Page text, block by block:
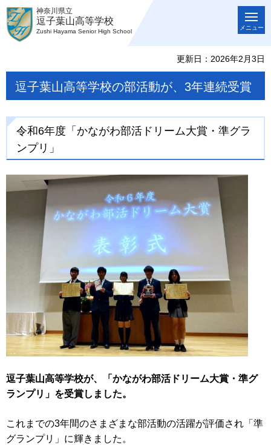
神奈川県立
逗子葉山高等学校
Zushi Hayama Senior High School
メニュー
更新日：2026年2月3日
逗子葉山高等学校の部活動が、3年連続受賞
令和6年度「かながわ部活ドリーム大賞・準グラ
ンプリ」
逗子葉山高等学校が、「かながわ部活ドリーム大賞・準グ
ランプリ」を受賞しました。
これまでの3年間のさまざまな部活動の活躍が評価され「準
グランプリ」に輝きました。